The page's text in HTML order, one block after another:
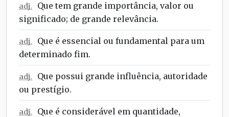
adj.
Que tem grande importância, valor ou
significado; de grande relevância.
adj.
Que é essencial ou fundamental para um
determinado fim.
adj.
Que possui grande influência, autoridade
ou prestígio.
adj.
Que é considerável em quantidade,